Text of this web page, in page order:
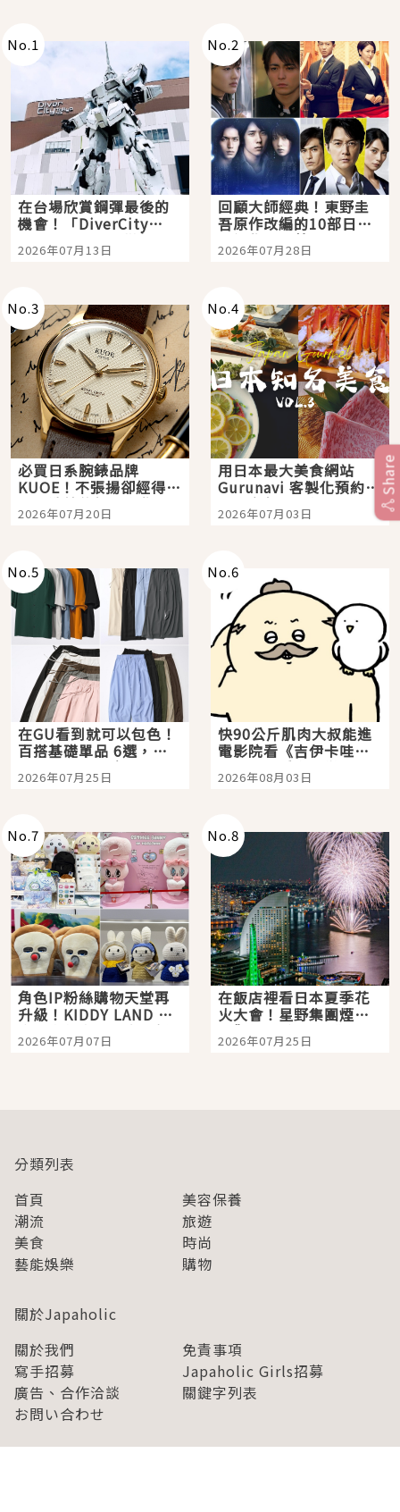
No.1
在台場欣賞鋼彈最後的
機會！「DiverCity
Tokyo Plaza」搭船、
購物、美食及夜景，一
2026年07月13日
No.2
回顧大師經典！東野圭
吾原作改編的10部日本
影視作品推薦
2026年07月28日
No.3
必買日系腕錶品牌
KUOE！不張揚卻經得起
時間洗鍊的經典之作五
選
2026年07月20日
No.4
用日本最大美食網站
Gurunavi 客製化預約九
大都市餐廳，打造專屬
美食體驗！
2026年07月03日
No.5
在GU看到就可以包色！
百搭基礎單品 6選，閉
眼全收也不心疼
2026年07月25日
No.6
快90公斤肌肉大叔能進
電影院看《吉伊卡哇》
嗎？日本重金屬樂團
「打首」會長與nagano
2026年08月03日
No.7
角色IP粉絲購物天堂再
升級！KIDDY LAND 原
宿店吉伊卡哇迎客，新
開幕 OMOKADO 店3分
2026年07月07日
No.8
在飯店裡看日本夏季花
火大會！星野集團煙火
景觀飯店6選，讓你不用
人擠人悠閒欣賞
2026年07月25日
Share
分類列表
首頁
美容保養
潮流
旅遊
美食
時尚
藝能娛樂
購物
關於Japaholic
關於我們
免責事項
寫手招募
Japaholic Girls招募
廣告、合作洽談
關鍵字列表
お問い合わせ